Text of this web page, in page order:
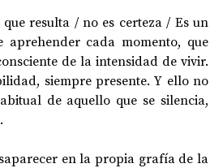
resulta / no es certeza / Es un
aprehender cada momento, que
de la intensidad de vivir.
siempre presente. Y ello no
de aquello que se silencia,
en la propia grafía de la